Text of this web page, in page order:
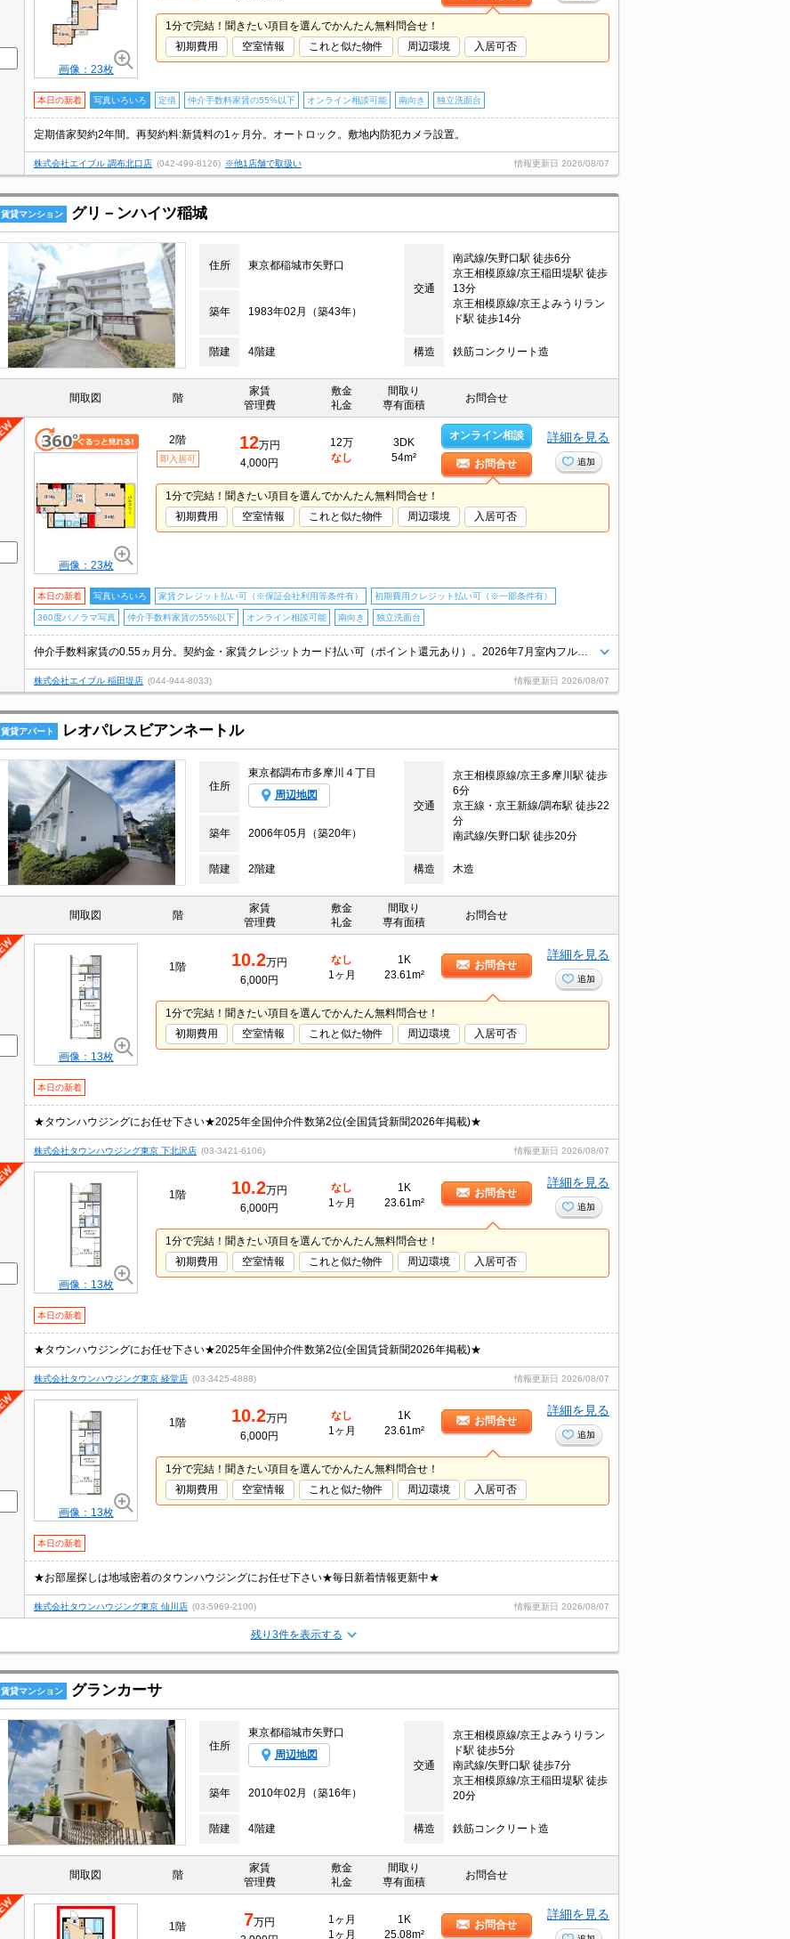
画像：23枚
1分で完結！聞きたい項目を選んでかんたん無料問合せ！
初期費用
空室情報 これと似た物件 周辺環境 入居可否
本日の新着 写真いろいろ 定借 仲介手数料家賃の55%以下 オンライン相談可能 南向き 独立洗面台
定期借家契約2年間。再契約料:新賃料の1ヶ月分。オートロック。敷地内防犯カメラ設置。
株式会社エイブル 調布北口店 (042-499-8126) ※他1店舗で取扱い 情報更新日 2026/08/07
賃貸マンション グリ－ンハイツ稲城
住所 東京都稲城市矢野口
交通
南武線/矢野口駅 徒歩6分
京王相模原線/京王稲田堤駅 徒歩
13分
京王相模原線/京王よみうりラン
ド駅 徒歩14分
築年 1983年02月（築43年）
階建 4階建 構造 鉄筋コンクリート造
間取図 階
家賃
管理費
敷金
礼金
間取り
専有面積
お問合せ
画像：23枚
2階
即入居可
12万円
4,000円
12万
なし
3DK
54m²
オンライン相談
お問合せ
詳細を見る
追加
1分で完結！聞きたい項目を選んでかんたん無料問合せ！
初期費用
空室情報 これと似た物件 周辺環境 入居可否
本日の新着 写真いろいろ 家賃クレジット払い可（※保証会社利用等条件有） 初期費用クレジット払い可（※一部条件有）
360度パノラマ写真 仲介手数料家賃の55%以下 オンライン相談可能 南向き 独立洗面台
株式会社エイブル 稲田堤店 (044-944-8033) 情報更新日 2026/08/07
賃貸アパート レオパレスビアンネートル
住所
東京都調布市多摩川４丁目
周辺地図
交通
京王相模原線/京王多摩川駅 徒歩
6分
京王線・京王新線/調布駅 徒歩22
分
南武線/矢野口駅 徒歩20分
築年 2006年05月（築20年）
階建 2階建 構造 木造
間取図 階
家賃
管理費
敷金
礼金
間取り
専有面積
お問合せ
画像：13枚
1階 10.2万円
6,000円
なし
1ヶ月
1K
23.61m²
お問合せ
詳細を見る
追加
1分で完結！聞きたい項目を選んでかんたん無料問合せ！
初期費用
空室情報 これと似た物件 周辺環境 入居可否
本日の新着
★タウンハウジングにお任せ下さい★2025年全国仲介件数第2位(全国賃貸新聞2026年掲載)★
株式会社タウンハウジング東京 下北沢店 (03-3421-6106) 情報更新日 2026/08/07
画像：13枚
1階 10.2万円
6,000円
なし
1ヶ月
1K
23.61m²
お問合せ
詳細を見る
追加
1分で完結！聞きたい項目を選んでかんたん無料問合せ！
初期費用
空室情報 これと似た物件 周辺環境 入居可否
本日の新着
★タウンハウジングにお任せ下さい★2025年全国仲介件数第2位(全国賃貸新聞2026年掲載)★
株式会社タウンハウジング東京 経堂店 (03-3425-4888) 情報更新日 2026/08/07
画像：13枚
1階 10.2万円
6,000円
なし
1ヶ月
1K
23.61m²
お問合せ
詳細を見る
追加
1分で完結！聞きたい項目を選んでかんたん無料問合せ！
初期費用
空室情報 これと似た物件 周辺環境 入居可否
本日の新着
★お部屋探しは地域密着のタウンハウジングにお任せ下さい★毎日新着情報更新中★
株式会社タウンハウジング東京 仙川店 (03-5969-2100) 情報更新日 2026/08/07
残り3件を表示する
賃貸マンション グランカーサ
住所
東京都稲城市矢野口
周辺地図
交通
京王相模原線/京王よみうりラン
ド駅 徒歩5分
南武線/矢野口駅 徒歩7分
京王相模原線/京王稲田堤駅 徒歩
20分
築年 2010年02月（築16年）
階建 4階建 構造 鉄筋コンクリート造
間取図 階
家賃
管理費
敷金
礼金
間取り
専有面積
お問合せ
1階 7万円
1ヶ月
1ヶ月
1K
25.08m²
お問合せ
詳細を見る